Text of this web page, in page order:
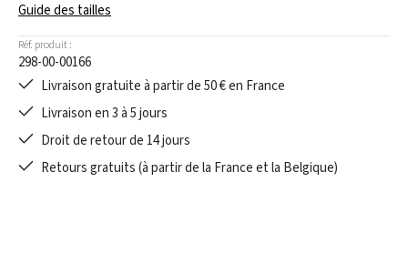
Guide des tailles
Réf. produit :
298-00-00166
Livraison gratuite à partir de 50 € en France
Livraison en 3 à 5 jours
Droit de retour de 14 jours
Retours gratuits (à partir de la France et la Belgique)